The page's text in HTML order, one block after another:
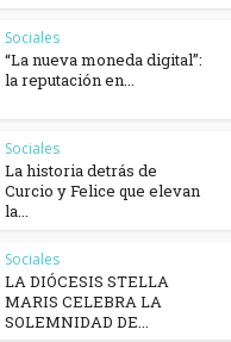
Sociales
“La nueva moneda digital”:
la reputación en...
Sociales
La historia detrás de
Curcio y Felice que elevan
la...
Sociales
​LA DIÓCESIS STELLA
MARIS CELEBRA LA
SOLEMNIDAD DE...